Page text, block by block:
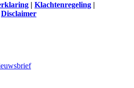
| Klachtenregeling |
Disclaimer